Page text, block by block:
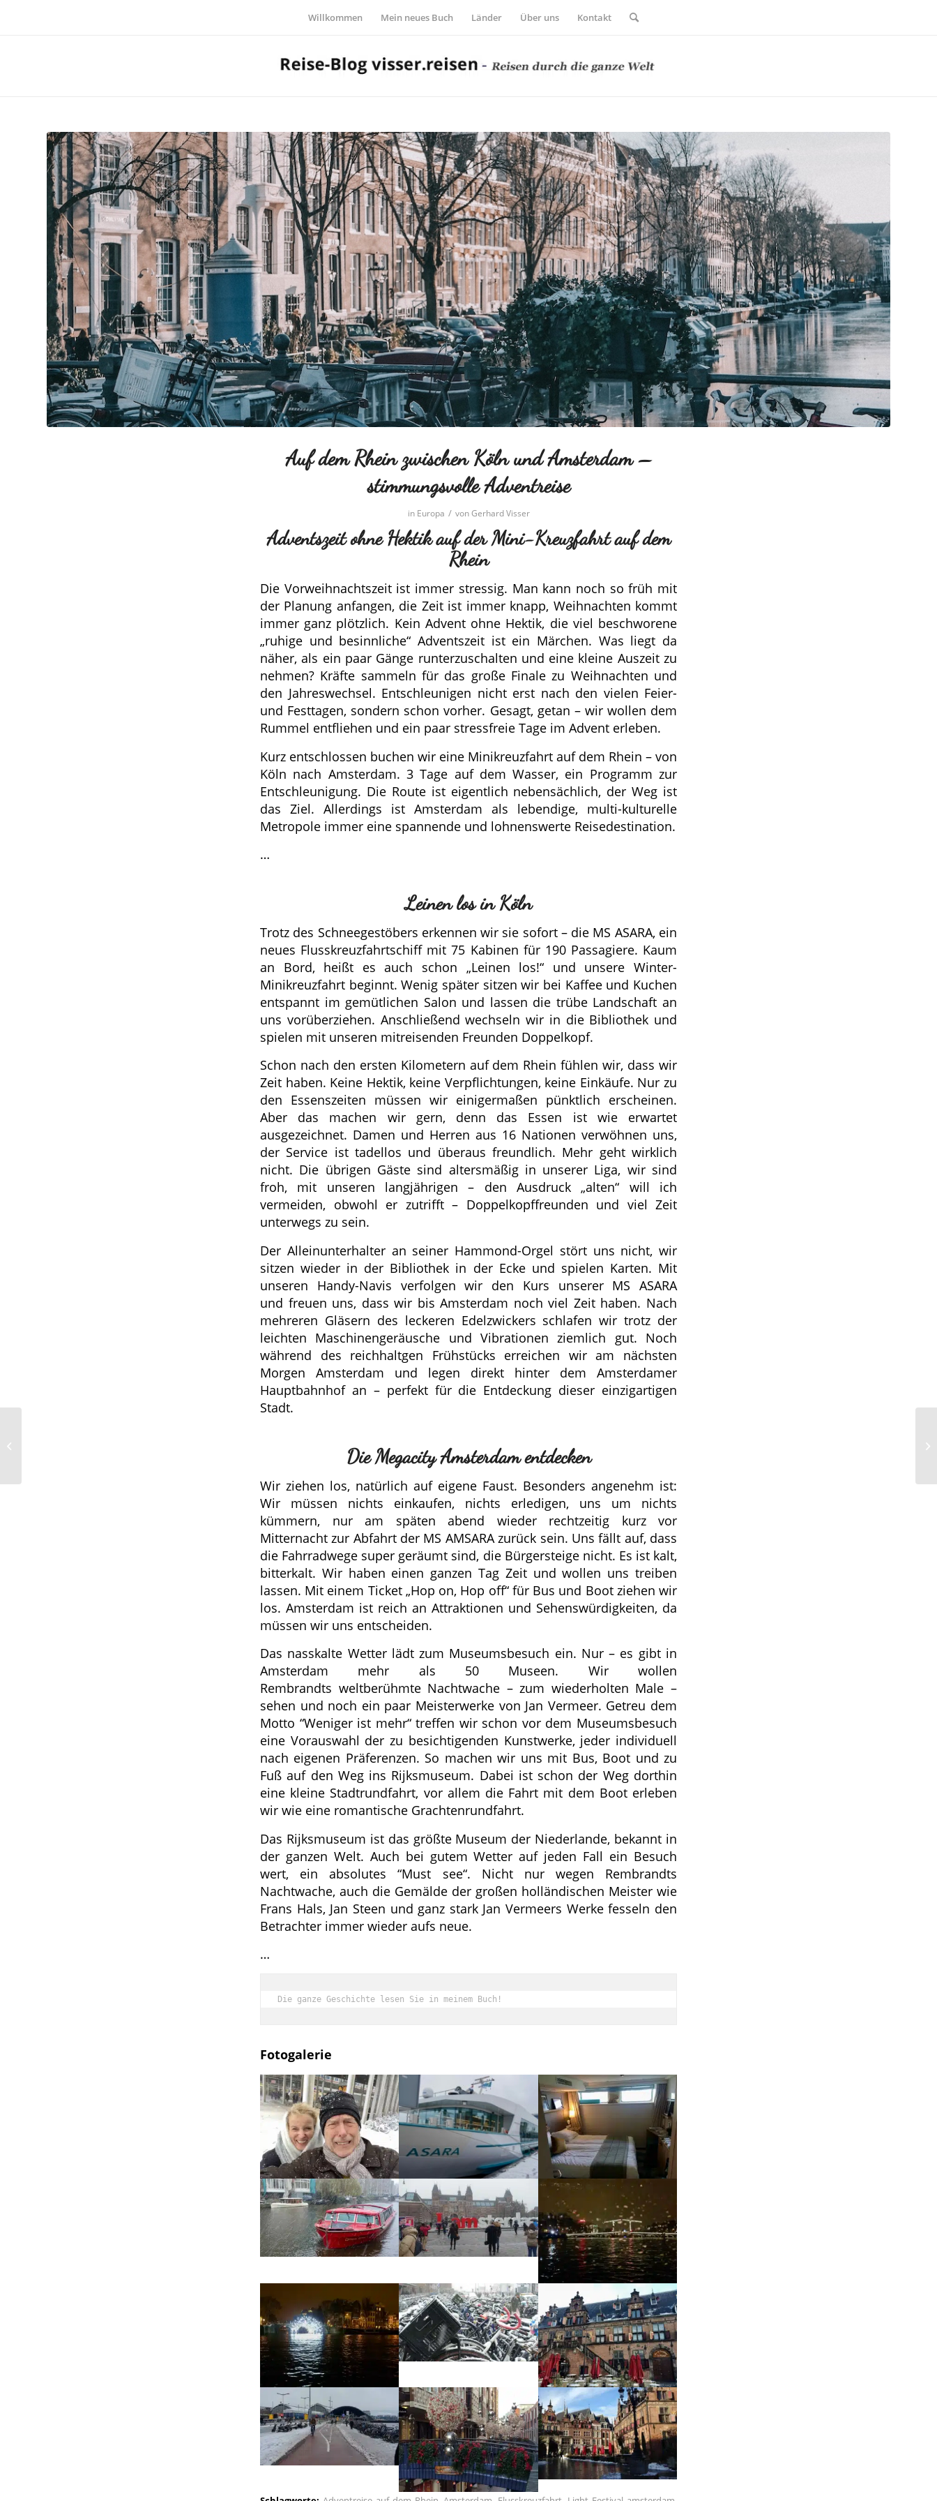
Willkommen Mein neues Buch Länder Über uns Kontakt
Auf dem Rhein zwischen Köln und Amsterdam –
stimmungsvolle Adventreise
in Europa / vonGerhard Visser
Adventszeit ohne Hektik auf der Mini-Kreuzfahrt auf dem
Rhein
Die Vorweihnachtszeit ist immer stressig. Man kann noch so früh mit
der Planung anfangen, die Zeit ist immer knapp, Weihnachten kommt
immer ganz plötzlich. Kein Advent ohne Hektik, die viel beschworene
„ruhige und besinnliche“ Adventszeit ist ein Märchen. Was liegt da
näher, als ein paar Gänge runterzuschalten und eine kleine Auszeit zu
nehmen? Kräfte sammeln für das große Finale zu Weihnachten und
den Jahreswechsel. Entschleunigen nicht erst nach den vielen Feier-
und Festtagen, sondern schon vorher. Gesagt, getan – wir wollen dem
Rummel entfliehen und ein paar stressfreie Tage im Advent erleben.
Kurz entschlossen buchen wir eine Minikreuzfahrt auf dem Rhein – von
Köln nach Amsterdam. 3 Tage auf dem Wasser, ein Programm zur
Entschleunigung. Die Route ist eigentlich nebensächlich, der Weg ist
das Ziel. Allerdings ist Amsterdam als lebendige, multi-kulturelle
Metropole immer eine spannende und lohnenswerte Reisedestination.
…
Leinen los in Köln
Trotz des Schneegestöbers erkennen wir sie sofort – die MS ASARA, ein
neues Flusskreuzfahrtschiff mit 75 Kabinen für 190 Passagiere. Kaum
an Bord, heißt es auch schon „Leinen los!“ und unsere Winter-
Minikreuzfahrt beginnt. Wenig später sitzen wir bei Kaffee und Kuchen
entspannt im gemütlichen Salon und lassen die trübe Landschaft an
uns vorüberziehen. Anschließend wechseln wir in die Bibliothek und
spielen mit unseren mitreisenden Freunden Doppelkopf.
Schon nach den ersten Kilometern auf dem Rhein fühlen wir, dass wir
Zeit haben. Keine Hektik, keine Verpflichtungen, keine Einkäufe. Nur zu
den Essenszeiten müssen wir einigermaßen pünktlich erscheinen.
Aber das machen wir gern, denn das Essen ist wie erwartet
ausgezeichnet. Damen und Herren aus 16 Nationen verwöhnen uns,
der Service ist tadellos und überaus freundlich. Mehr geht wirklich
nicht. Die übrigen Gäste sind altersmäßig in unserer Liga, wir sind
froh, mit unseren langjährigen – den Ausdruck „alten“ will ich
vermeiden, obwohl er zutrifft – Doppelkopffreunden und viel Zeit
unterwegs zu sein.
Der Alleinunterhalter an seiner Hammond-Orgel stört uns nicht, wir
sitzen wieder in der Bibliothek in der Ecke und spielen Karten. Mit
unseren Handy-Navis verfolgen wir den Kurs unserer MS ASARA
und freuen uns, dass wir bis Amsterdam noch viel Zeit haben. Nach
mehreren Gläsern des leckeren Edelzwickers schlafen wir trotz der
leichten Maschinengeräusche und Vibrationen ziemlich gut. Noch
während des reichhaltgen Frühstücks erreichen wir am nächsten
Morgen Amsterdam und legen direkt hinter dem Amsterdamer
Hauptbahnhof an – perfekt für die Entdeckung dieser einzigartigen
Stadt.
Die Megacity Amsterdam entdecken
Wir ziehen los, natürlich auf eigene Faust. Besonders angenehm ist:
Wir müssen nichts einkaufen, nichts erledigen, uns um nichts
kümmern, nur am späten abend wieder rechtzeitig kurz vor
Mitternacht zur Abfahrt der MS AMSARA zurück sein. Uns fällt auf, dass
die Fahrradwege super geräumt sind, die Bürgersteige nicht. Es ist kalt,
bitterkalt. Wir haben einen ganzen Tag Zeit und wollen uns treiben
lassen. Mit einem Ticket „Hop on, Hop off“ für Bus und Boot ziehen wir
los. Amsterdam ist reich an Attraktionen und Sehenswürdigkeiten, da
müssen wir uns entscheiden.
Das nasskalte Wetter lädt zum Museumsbesuch ein. Nur – es gibt in
Amsterdam mehr als 50 Museen. Wir wollen
Rembrandts weltberühmte Nachtwache – zum wiederholten Male –
sehen und noch ein paar Meisterwerke von Jan Vermeer. Getreu dem
Motto “Weniger ist mehr“ treffen wir schon vor dem Museumsbesuch
eine Vorauswahl der zu besichtigenden Kunstwerke, jeder individuell
nach eigenen Präferenzen. So machen wir uns mit Bus, Boot und zu
Fuß auf den Weg ins Rijksmuseum. Dabei ist schon der Weg dorthin
eine kleine Stadtrundfahrt, vor allem die Fahrt mit dem Boot erleben
wir wie eine romantische Grachtenrundfahrt.
Das Rijksmuseum ist das größte Museum der Niederlande, bekannt in
der ganzen Welt. Auch bei gutem Wetter auf jeden Fall ein Besuch
wert, ein absolutes “Must see“. Nicht nur wegen Rembrandts
Nachtwache, auch die Gemälde der großen holländischen Meister wie
Frans Hals, Jan Steen und ganz stark Jan Vermeers Werke fesseln den
Betrachter immer wieder aufs neue.
…
Die ganze Geschichte lesen Sie in meinem Buch!
Fotogalerie